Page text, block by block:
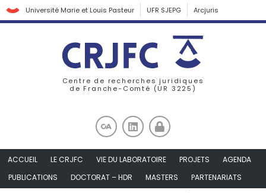
Université Marie et Louis Pasteur UFR SJEPG Arcjuris
Centre de recherches juridiques
de Franche-Comté (UR 3225)
ACCUEIL LE CRJFC VIE DU LABORATOIRE PROJETS
AGENDA
PUBLICATIONS
DOCTORAT – HDR MASTERS PARTENARIATS